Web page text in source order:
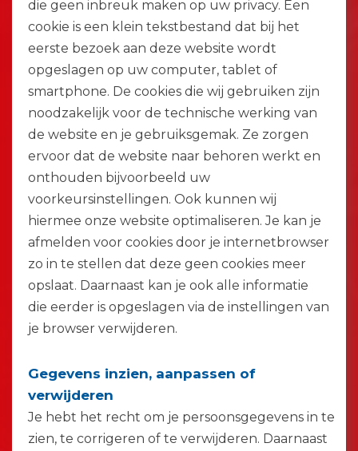
die geen inbreuk maken op uw privacy. Een
cookie is een klein tekstbestand dat bij het
eerste bezoek aan deze website wordt
opgeslagen op uw computer, tablet of
smartphone. De cookies die wij gebruiken zijn
noodzakelijk voor de technische werking van
de website en je gebruiksgemak. Ze zorgen
ervoor dat de website naar behoren werkt en
onthouden bijvoorbeeld uw
voorkeursinstellingen. Ook kunnen wij
hiermee onze website optimaliseren. Je kan je
afmelden voor cookies door je internetbrowser
zo in te stellen dat deze geen cookies meer
opslaat. Daarnaast kan je ook alle informatie
die eerder is opgeslagen via de instellingen van
je browser verwijderen.
Gegevens inzien, aanpassen of
verwijderen
Je hebt het recht om je persoonsgegevens in te
zien, te corrigeren of te verwijderen. Daarnaast